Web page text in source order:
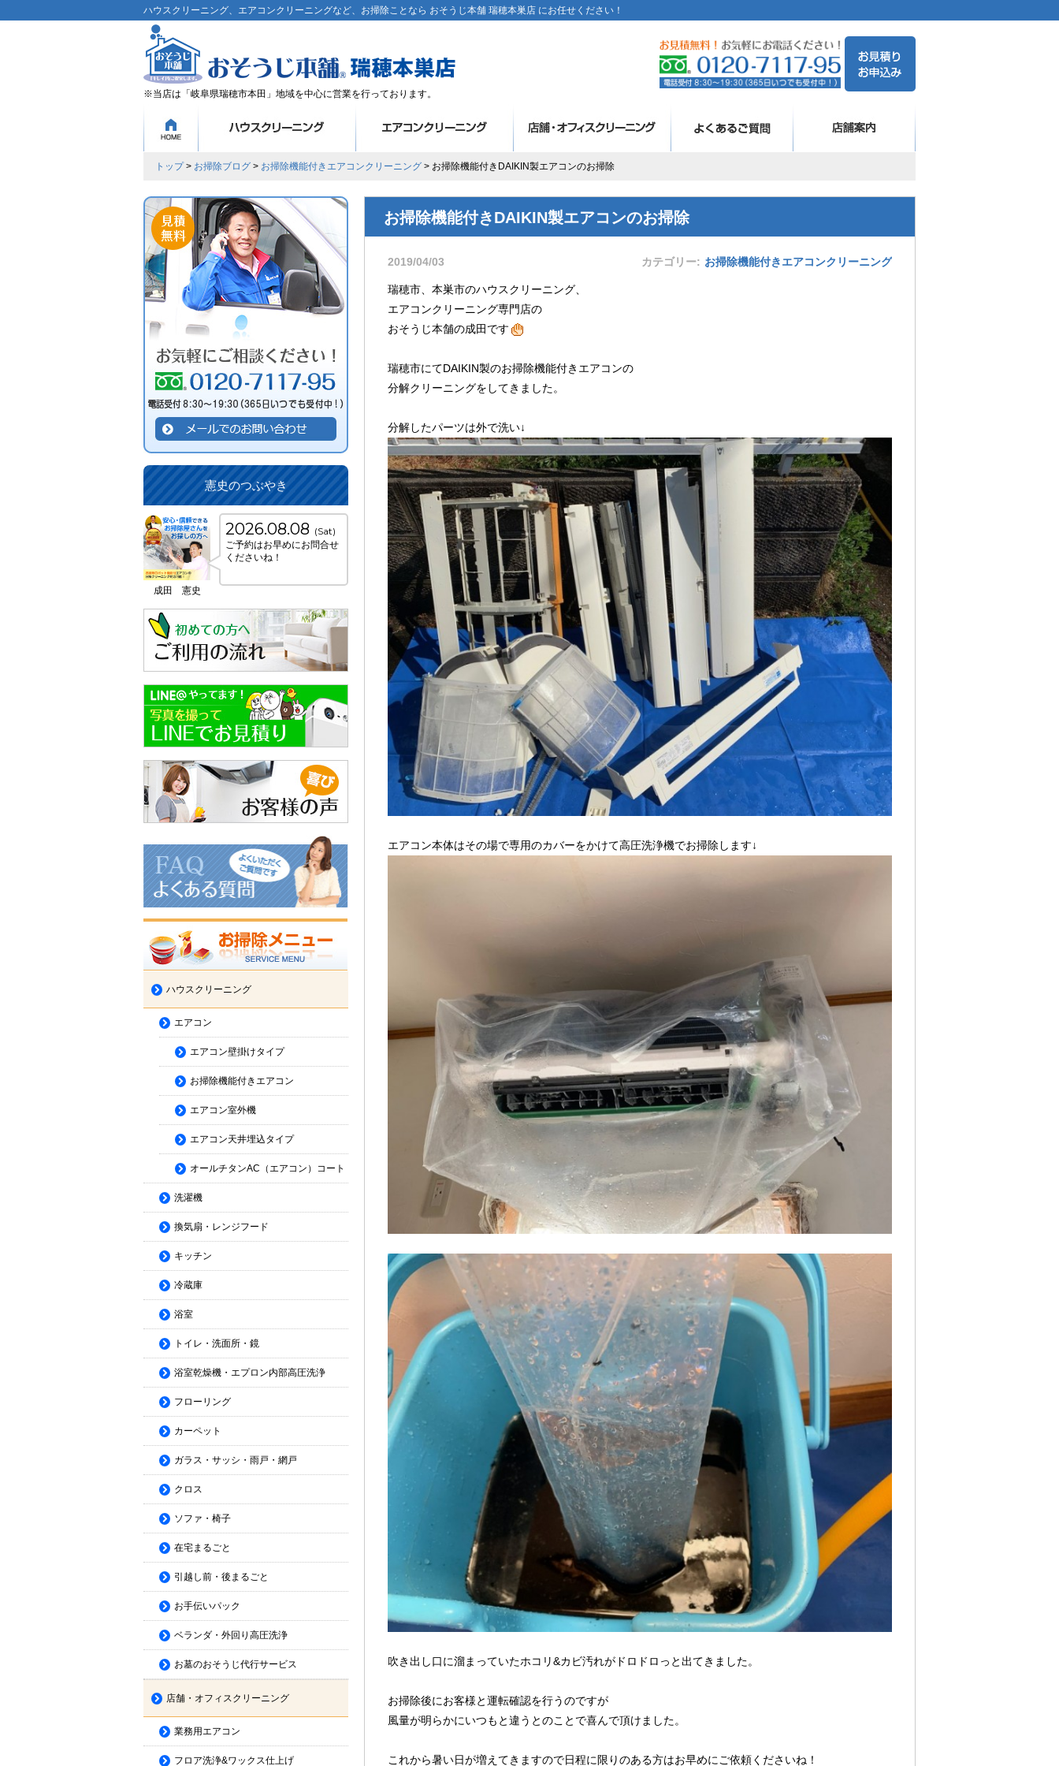
ハウスクリーニング、エアコンクリーニングなど、お掃除ことなら おそうじ本舗 瑞穂本巣店 にお任せください！
※当店は「岐阜県瑞穂市本田」地域を中心に営業を行っております。
トップ> お掃除ブログ > お掃除機能付きエアコンクリーニング > お掃除機能付きDAIKIN製エアコンのお掃除
お掃除機能付きDAIKIN製エアコンのお掃除
2019/04/03 カテゴリー お掃除機能付きエアコンクリーニング
瑞穂市、本巣市のハウスクリーニング、
エアコンクリーニング専門店の
おそうじ本舗の成田です
瑞穂市にてDAIKIN製のお掃除機能付きエアコンの
分解クリーニングをしてきました。
分解したパーツは外で洗い↓
エアコン本体はその場で専用のカバーをかけて高圧洗浄機でお掃除します↓
吹き出し口に溜まっていたホコリ&カビ汚れがドロドロっと出てきました。
お掃除後にお客様と運転確認を行うのですが
風量が明らかにいつもと違うとのことで喜んで頂けました。
これから暑い日が増えてきますので日程に限りのある方はお早めにご依頼くださいね！
憲史のつぶやき
成田 憲史
2026.08.08 (Sat)
ご予約はお早めにお問合せ
くださいね！
ハウスクリーニング
エアコン
エアコン壁掛けタイプ
お掃除機能付きエアコン
エアコン室外機
エアコン天井埋込タイプ
オールチタンAC（エアコン）コート
洗濯機
換気扇・レンジフード
キッチン
冷蔵庫
浴室
トイレ・洗面所・鏡
浴室乾燥機・エプロン内部高圧洗浄
フローリング
カーペット
ガラス・サッシ・雨戸・網戸
クロス
ソファ・椅子
在宅まるごと
引越し前・後まるごと
お手伝いパック
ベランダ・外回り高圧洗浄
お墓のおそうじ代行サービス
店舗・オフィスクリーニング
業務用エアコン
フロア洗浄&ワックス仕上げ